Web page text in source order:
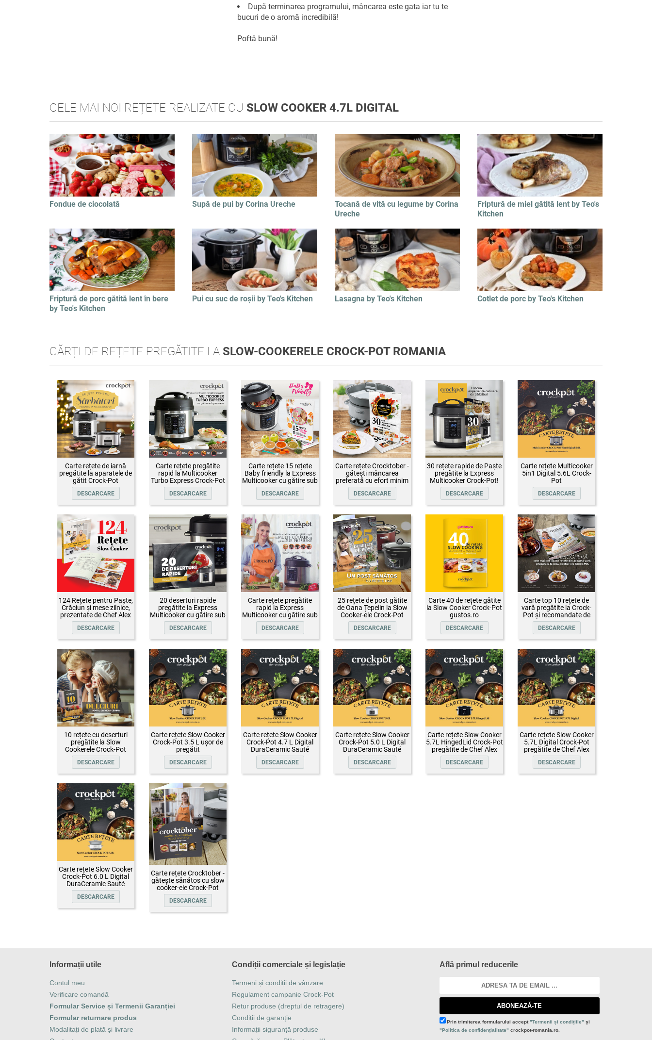
După terminarea programului, mâncarea este gata iar tu te
bucuri de o aromă incredibilă!
Poftă bună!
CELE MAI NOI REȚETE REALIZATE CU SLOW COOKER 4.7L DIGITAL
Fondue de ciocolată Supă de pui by Corina Ureche
Tocană de vită cu legume by Corina
Ureche
Friptură de miel gătită lent by Teo's
Kitchen
Friptură de porc gătită lent în bere
by Teo's Kitchen
Pui cu suc de roșii by Teo's Kitchen Lasagna by Teo's Kitchen Cotlet de porc by Teo's Kitchen
CĂRȚI DE REȚETE PREGĂTITE LA SLOW-COOKERELE CROCK-POT ROMANIA
Carte rețete de iarnă
pregătite la aparatele de
gătit Crock-Pot
DESCARCARE
Carte rețete pregătite
rapid la Multicooker
Turbo Express Crock-Pot
DESCARCARE
Carte rețete 15 rețete
Baby friendly la Express
Multicooker cu gătire sub
presiune Crock-Pot
DESCARCARE
Carte rețete Crocktober -
gătești mâncarea
preferată cu efort minim
DESCARCARE
30 rețete rapide de Paște
pregătite la Express
Multicooker Crock-Pot!
DESCARCARE
Carte rețete Multicooker
5in1 Digital 5.6L Crock-
Pot
DESCARCARE
124 Rețete pentru Paște,
Crăciun și mese zilnice,
prezentate de Chef Alex
Cîrțu și invitații săi
DESCARCARE
20 deserturi rapide
pregătite la Express
Multicooker cu gătire sub
presiune Crock-Pot
DESCARCARE
Carte rețete pregătite
rapid la Express
Multicooker cu gătire sub
presiune Crock-Pot
DESCARCARE
25 rețete de post gătite
de Oana Țepelin la Slow
Cooker-ele Crock-Pot
DESCARCARE
Carte 40 de rețete gătite
la Slow Cooker Crock-Pot
gustos.ro
DESCARCARE
Carte top 10 rețete de
vară pregătite la Crock-
Pot și recomandate de
Oana Țepelin
DESCARCARE
10 rețete cu deserturi
pregătite la Slow
Cookerele Crock-Pot
DESCARCARE
Carte rețete Slow Cooker
Crock-Pot 3.5 L ușor de
pregătit
DESCARCARE
Carte rețete Slow Cooker
Crock-Pot 4.7 L Digital
DuraCeramic Sauté
DESCARCARE
Carte rețete Slow Cooker
Crock-Pot 5.0 L Digital
DuraCeramic Sauté
DESCARCARE
Carte rețete Slow Cooker
5.7L HingedLid Crock-Pot
pregătite de Chef Alex
Cîrțu
DESCARCARE
Carte rețete Slow Cooker
5.7L Digital Crock-Pot
pregătite de Chef Alex
Cîrțu
DESCARCARE
Carte rețete Slow Cooker
Crock-Pot 6.0 L Digital
DuraCeramic Sauté
DESCARCARE
Carte rețete Crocktober -
gătește sănătos cu slow
cooker-ele Crock-Pot
DESCARCARE
Informații utile
Contul meu
Verificare comandă
Formular Service și Termenii Garanției
Formular returnare produs
Modalitați de plată și livrare
Condiții comerciale și legislație
Termeni și condiții de vânzare
Regulament campanie Crock-Pot
Retur produse (dreptul de retragere)
Condiții de garanție
Informații siguranță produse
Află primul reducerile
ABONEAZĂ-TE
Prin trimiterea formularului accept"Termenii și condițiile" și
"Politica de confidențialitate" crockpot-romania.ro.